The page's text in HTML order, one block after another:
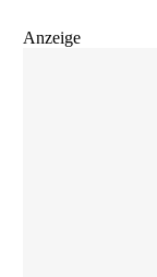
Anzeige